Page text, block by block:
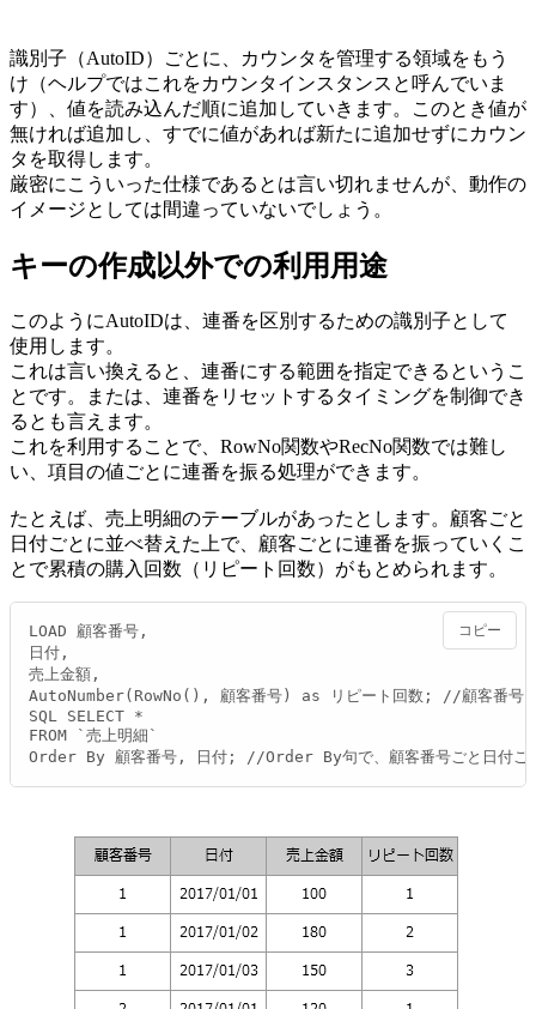
識別子（AutoID）ごとに、カウンタを管理する領域をもう
け（ヘルプではこれをカウンタインスタンスと呼んでいま
す）、値を読み込んだ順に追加していきます。このとき値が
無ければ追加し、すでに値があれば新たに追加せずにカウン
タを取得します。
厳密にこういった仕様であるとは言い切れませんが、動作の
イメージとしては間違っていないでしょう。
キーの作成以外での利用用途
このようにAutoIDは、連番を区別するための識別子として
使用します。
これは言い換えると、連番にする範囲を指定できるというこ
とです。または、連番をリセットするタイミングを制御でき
るとも言えます。
これを利用することで、RowNo関数やRecNo関数では難し
い、項目の値ごとに連番を振る処理ができます。
たとえば、売上明細のテーブルがあったとします。顧客ごと
日付ごとに並べ替えた上で、顧客ごとに連番を振っていくこ
とで累積の購入回数（リピート回数）がもとめられます。
LOAD 顧客番号,
日付,
売上金額,
AutoNumber(RowNo(), 顧客番号) as リピート回数; //顧客番号ご
SQL SELECT *
FROM `売上明細`
Order By 顧客番号, 日付; //Order By句で、顧客番号ごと日付ご
コピー